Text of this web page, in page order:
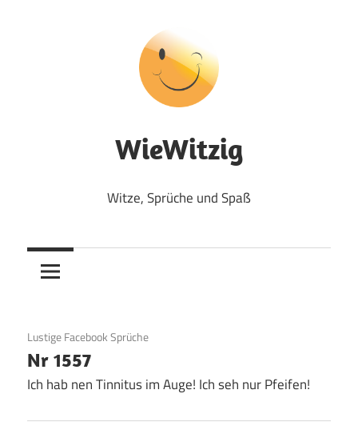
WieWitzig
Witze, Sprüche und Spaß
19. Juni 2020
Lustige Facebook Sprüche
Nr 1557
Ich hab nen Tinnitus im Auge! Ich seh nur Pfeifen!